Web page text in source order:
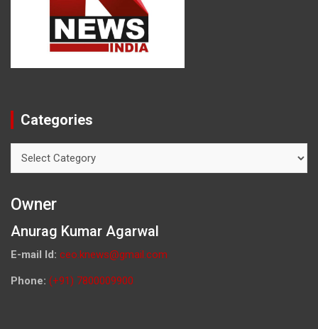
Categories
Owner
Anurag Kumar Agarwal
E-mail Id: ceo.knews@gmail.com
Phone: (+91) 7800009900